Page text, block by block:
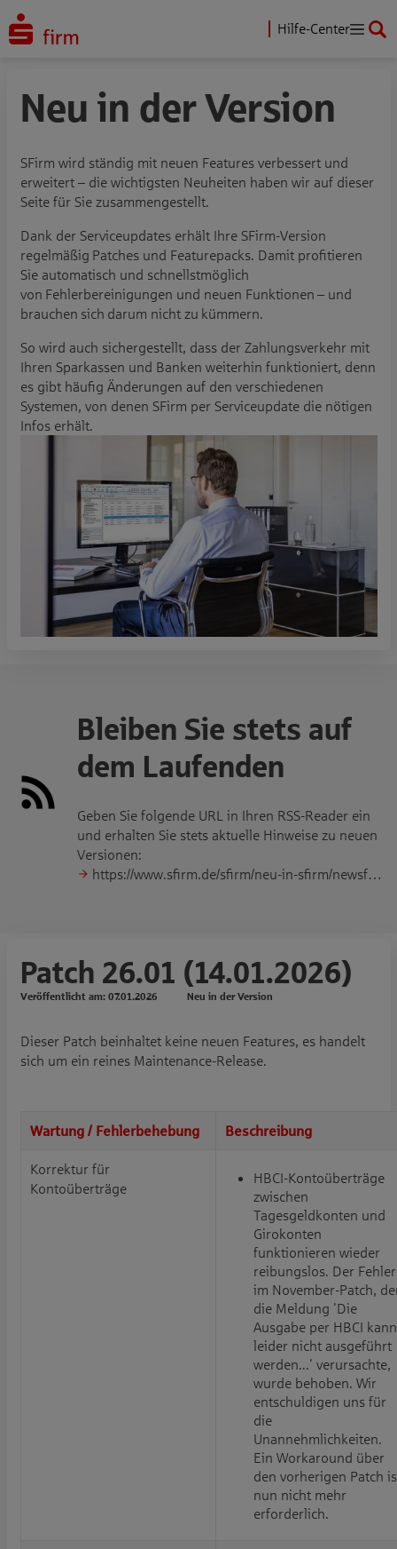
Hilfe-Center
Neu in der Version
SFirm wird ständig mit neuen Features verbessert und
erweitert – die wichtigsten Neuheiten haben wir auf dieser
Seite für Sie zusammengestellt.
Dank der Serviceupdates erhält Ihre SFirm-Version
regelmäßig Patches und Featurepacks. Damit profitieren
Sie automatisch und schnellstmöglich
von Fehlerbereinigungen und neuen Funktionen – und
brauchen sich darum nicht zu kümmern.
So wird auch sichergestellt, dass der Zahlungsverkehr mit
Ihren Sparkassen und Banken weiterhin funktioniert, denn
es gibt häufig Änderungen auf den verschiedenen
Systemen, von denen SFirm per Serviceupdate die nötigen
Infos erhält.
Bleiben Sie stets auf
dem Laufenden
Geben Sie folgende URL in Ihren RSS-Reader ein
und erhalten Sie stets aktuelle Hinweise zu neuen
Versionen:
https://www.sfirm.de/sfirm/neu-in-sfirm/newsfeed/
Patch 26.01 (14.01.2026)
Veröffentlicht am: 07.01.2026 Neu in der Version
Dieser Patch beinhaltet keine neuen Features, es handelt
sich um ein reines Maintenance-Release.
Wartung / Fehlerbehebung Beschreibung
Korrektur für
Kontoüberträge
HBCI-Kontoüberträge
zwischen
Tagesgeldkonten und
Girokonten
funktionieren wieder
reibungslos. Der Fehler
im November-Patch,
die Meldung 'Die
Ausgabe per HBCI kann
leider nicht ausgeführt
werden...' verursachte,
wurde behoben. Wir
entschuldigen uns für
die
Unannehmlichkeiten.
Ein Workaround über
den vorherigen Patch
nun nicht mehr
erforderlich.